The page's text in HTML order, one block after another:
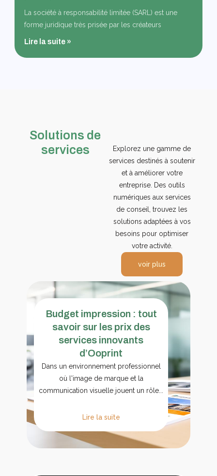
La société à responsabilité limitée (SARL) est une
forme juridique très prisée par les créateurs
Lire la suite »
Budget impression : tout
savoir sur les prix des
services innovants
d’Ooprint
Dans un environnement professionnel
où l'image de marque et la
communication visuelle jouent un rôle...
Lire la suite
Solutions de
services
Explorez une gamme de
services destinés à soutenir
et à améliorer votre
entreprise. Des outils
numériques aux services
de conseil, trouvez les
solutions adaptées à vos
besoins pour optimiser
votre activité.
voir plus